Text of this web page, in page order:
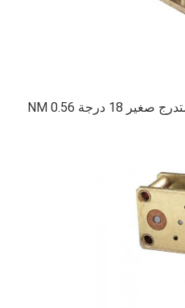
Rtelligent ميني مايكرو محرك متدرج صغير 18 درجة 0.56 NM